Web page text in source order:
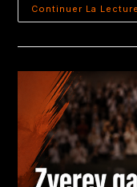
Continuer La Lecture